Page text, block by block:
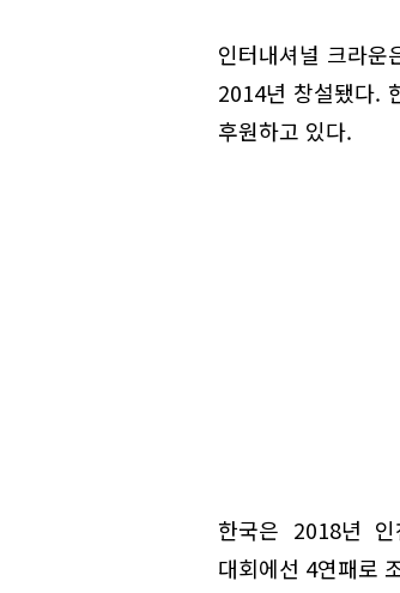
인터내셔널 크라운
2014년 창설됐다.
후원하고 있다.
한국은 2018년
대회에선 4연패로